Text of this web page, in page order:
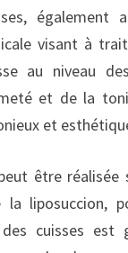
également
visant à
au niveau
et de la
et
être réalisée
la liposuccion,
cuisses est